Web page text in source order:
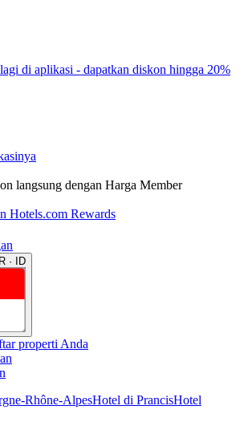
di aplikasi - dapatkan diskon hingga 20%
langsung dengan Harga Member
Hotels.com Rewards
· ID
properti Anda
Rhône-AlpesHotel di PrancisHotel